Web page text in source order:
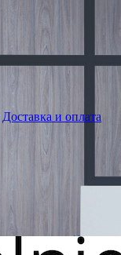
Доставка и оплата